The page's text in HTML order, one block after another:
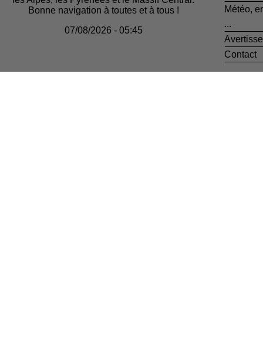
Bonne navigation à toutes et à tous !
07/08/2026 - 05:45
Météo,
...
Contact